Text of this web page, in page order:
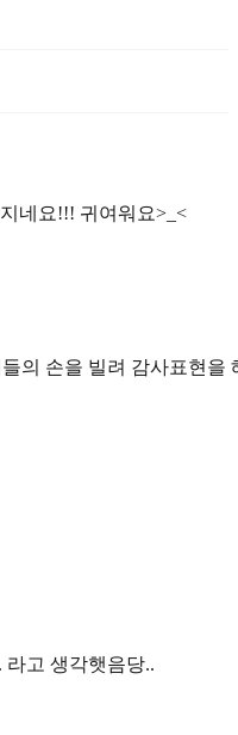
네요!!! 귀여워요>_<
의 손을 빌려 감사표현을
라고 생각햇음당..